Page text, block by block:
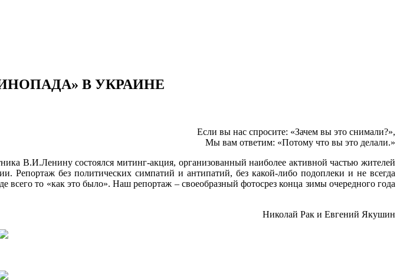
В УКРАИНЕ
Если вы нас спросите: «Зачем вы это снимали?»,
Мы вам ответим: «Потому что вы это делали.»
В.И.Ленину состоялся митинг-акция, организованный наиболее активной частью жителей
без политических симпатий и антипатий, без какой-либо подоплеки и не всегда
всего то «как это было». Наш репортаж – своеобразный фотосрез конца зимы очередного года
Николай Рак и Евгений Якушин